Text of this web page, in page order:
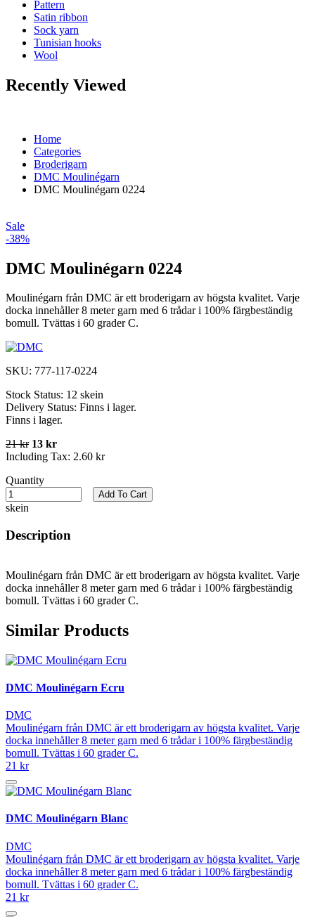
Pattern
Satin ribbon
Sock yarn
Tunisian hooks
Wool
Recently Viewed
Home
Categories
Broderigarn
DMC Moulinégarn
DMC Moulinégarn 0224
Sale
-38%
DMC Moulinégarn 0224
Moulinégarn från DMC är ett broderigarn av högsta kvalitet. Varje
docka innehåller 8 meter garn med 6 trådar i 100% färgbeständig
bomull. Tvättas i 60 grader C.
SKU: 777-117-0224
Stock Status: 12 skein
Delivery Status: Finns i lager.
Finns i lager.
21 kr 13 kr
Including Tax: 2.60 kr
Quantity
skein
Add To Cart
Description
Moulinégarn från DMC är ett broderigarn av högsta kvalitet. Varje
docka innehåller 8 meter garn med 6 trådar i 100% färgbeständig
bomull. Tvättas i 60 grader C.
Similar Products
DMC Moulinégarn Ecru
DMC
Moulinégarn från DMC är ett broderigarn av högsta kvalitet. Varje
docka innehåller 8 meter garn med 6 trådar i 100% färgbeständig
bomull. Tvättas i 60 grader C.
21 kr
DMC Moulinégarn Blanc
DMC
Moulinégarn från DMC är ett broderigarn av högsta kvalitet. Varje
docka innehåller 8 meter garn med 6 trådar i 100% färgbeständig
bomull. Tvättas i 60 grader C.
21 kr